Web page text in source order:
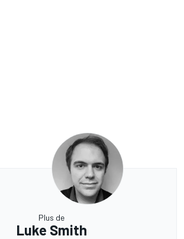
Plus de
Luke Smith